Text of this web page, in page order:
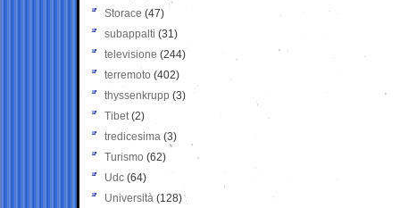
Storace (47)
subappalti (31)
televisione(244)
terremoto (402)
thyssenkrupp (3)
Tibet(2)
tredicesima (3)
Turismo (62)
Udc (64)
Università (128)